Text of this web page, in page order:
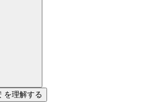
を理解する